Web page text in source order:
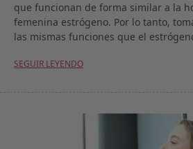
que funcionan de forma similar a la
femenina estrógeno. Por lo tanto,
las mismas funciones que el
SEGUIR LEYENDO